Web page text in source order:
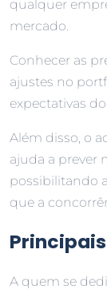
qualquer
mercado.
Conhecer as
ajustes no
expectativas
Além disso, o
ajuda a prever
possibilitando
que a
A quem se